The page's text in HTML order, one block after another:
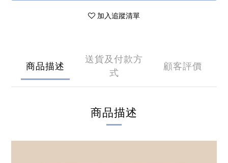
加入追蹤清單
商品描述
送貨及付款方
式
顧客評價
商品描述